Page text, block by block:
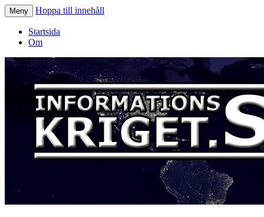
Informationskriget.se
Meny Hoppa till innehåll
Startsida
Om